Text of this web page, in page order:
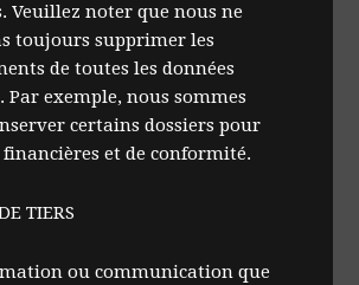
Veuillez noter que nous ne
toujours supprimer les
de toutes les données
Par exemple, nous sommes
certains dossiers pour
financières et de conformité.
TIERS
ou communication que